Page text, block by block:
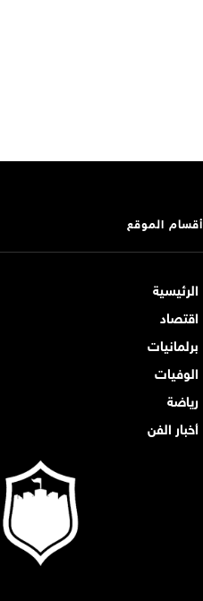
أقسام الموقع
الرئيسية
اقتصاد
برلمانيات
الوفيات
رياضة
أخبار الفن